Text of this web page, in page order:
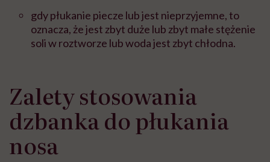
gdy płukanie piecze lub jest nieprzyjemne, to
oznacza, że jest zbyt duże lub zbyt małe stężenie
soli w roztworze lub woda jest zbyt chłodna.
Zalety stosowania
dzbanka do płukania
nosa